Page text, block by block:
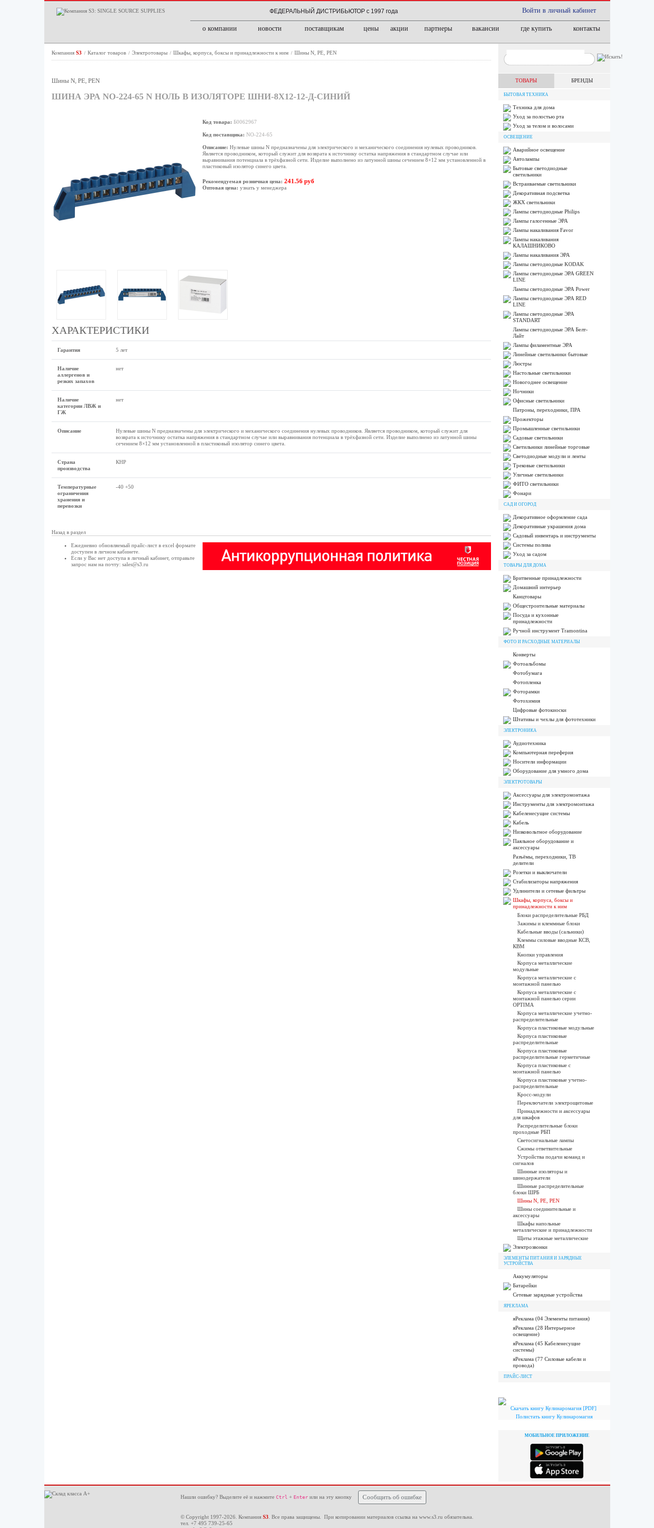
Войти в личный кабинет
ФЕДЕРАЛЬНЫЙ ДИСТРИБЬЮТОР с 1997 года
о компании новости поставщикам цены акции партнеры вакансии где купить контакты
Компания S3 / Каталог товаров / Электротовары / Шкафы, корпуса, боксы и принадлежности к ним / Шины N, PE, PEN
Шины N, PE, PEN
ШИНА ЭРА NO-224-65 N НОЛЬ В ИЗОЛЯТОРЕ ШНИ-8Х12-12-Д-СИНИЙ
Код товара: Б0062967
Код поставщика: NO-224-65
Описание: Нулевые шины N предназначены для электрического и механического соединения нулевых проводников.
Является проводником, который служит для возврата к источнику остатка напряжения в стандартном случае или
выравнивания потенциала в трёхфазной сети. Изделие выполнено из латунной шины сечением 8×12 мм установленной в
пластиковый изолятор синего цвета.
Рекомендуемая розничная цена: 241.56 руб
Оптовая цена: узнать у менеджера
ХАРАКТЕРИСТИКИ
Гарантия 5 лет
Наличие
аллергенов и
резких запахов
нет
Наличие
категории ЛВЖ и
ГЖ
нет
Описание
Нулевые шины N предназначены для электрического и механического соединения нулевых проводников. Является проводником, который служит для
возврата к источнику остатка напряжения в стандартном случае или выравнивания потенциала в трёхфазной сети. Изделие выполнено из латунной шины
сечением 8×12 мм установленной в пластиковый изолятор синего цвета.
Страна
производства
КНР
Температурные
ограничения
хранения и
перевозки
-40 +50
Назад в раздел
Ежедневно обновляемый прайс-лист в excel формате
доступен в личном кабинете.
Если у Вас нет доступа в личный кабинет, отправьте
запрос нам на почту: sales@s3.ru
ТОВАРЫ БРЕНДЫ
БЫТОВАЯ ТЕХНИКА
Техника для дома
Уход за полостью рта
Уход за телом и волосами
ОСВЕЩЕНИЕ
Аварийное освещение
Автолампы
Бытовые светодиодные
светильники
Встраиваемые светильники
Декоративная подсветка
ЖКХ светильники
Лампы cветодиодные Philips
Лампы галогенные ЭРА
Лампы накаливания Favor
Лампы накаливания
КАЛАШНИКОВО
Лампы накаливания ЭРА
Лампы светодиодные KODAK
Лампы светодиодные ЭРА GREEN
LINE
Лампы светодиодные ЭРА Power
Лампы светодиодные ЭРА RED
LINE
Лампы светодиодные ЭРА
STANDART
Лампы светодиодные ЭРА Белт-
Лайт
Лампы филаментные ЭРА
Линейные светильники бытовые
Люстры
Настольные светильники
Новогоднее освещение
Ночники
Офисные светильники
Патроны, переходники, ПРА
Прожекторы
Промышленные светильники
Садовые светильники
Светильники линейные торговые
Светодиодные модули и ленты
Трековые светильники
Уличные светильники
ФИТО светильники
Фонари
САД И ОГОРОД
Декоративное оформление сада
Декоративные украшения дома
Садовый инвентарь и инструменты
Системы полива
Уход за садом
ТОВАРЫ ДЛЯ ДОМА
Бритвенные принадлежности
Домашний интерьер
Канцтовары
Общестроительные материалы
Посуда и кухонные
принадлежности
Ручной инструмент Tramontina
ФОТО И РАСХОДНЫЕ МАТЕРИАЛЫ
Конверты
Фотоальбомы
Фотобумага
Фотопленка
Фоторамки
Фотохимия
Цифровые фотокиоски
Штативы и чехлы для фототехники
ЭЛЕКТРОНИКА
Аудиотехника
Компьютерная переферия
Носители информации
Оборудование для умного дома
ЭЛЕКТРОТОВАРЫ
Аксессуары для электромонтажа
Инструменты для электромонтажа
Кабеленесущие системы
Кабель
Низковольтное оборудование
Паяльное оборудование и
аксессуары
Разъёмы, переходники, ТВ
делители
Розетки и выключатели
Стабилизаторы напряжения
Удлинители и сетевые фильтры
Шкафы, корпуса, боксы и
принадлежности к ним
Блоки распределительные РБД
Зажимы и клеммные блоки
Кабельные вводы (сальники)
Клеммы силовые вводные КСВ,
КВМ
Кнопки управления
Корпуса металлические
модульные
Корпуса металлические с
монтажной панелью
Корпуса металлические с
монтажной панелью серии
OPTIMA
Корпуса металлические учетно-
распределительные
Корпуса пластиковые модульные
Корпуса пластиковые
распределительные
Корпуса пластиковые
распределительные герметичные
Корпуса пластиковые с
монтажной панелью
Корпуса пластиковые учетно-
распределительные
Кросс-модули
Переключатели электрощитовые
Принадлежности и аксессуары
для шкафов
Распределительные блоки
проходные РБП
Светосигнальные лампы
Сжимы ответвительные
Устройства подачи команд и
сигналов
Шинные изоляторы и
шинодержатели
Шинные распределительные
блоки ШРБ
Шины N, PE, PEN
Шины соединительные и
аксессуары
Шкафы напольные
металлические и принадлежности
Щиты этажные металлические
Электрозвонки
ЭЛЕМЕНТЫ ПИТАНИЯ И ЗАРЯДНЫЕ
УСТРОЙСТВА
Аккумуляторы
Батарейки
Сетевые зарядные устройства
ЯРЕКЛАМА
яРеклама (04 Элементы питания)
яРеклама (28 Интерьерное
освещение)
яРеклама (45 Кабеленесущие
системы)
яРеклама (77 Силовые кабели и
провода)
ПРАЙС-ЛИСТ
Скачать книгу Кулинаромагия [PDF]
Полистать книгу Кулинаромагия
МОБИЛЬНОЕ ПРИЛОЖЕНИЕ
Нашли ошибку? Выделите её и нажмите Ctrl + Enterили на эту кнопку Сообщить об ошибке
© Copyright 1997-2026. Компания S3 . Все права защищены. При копировании материалов ссылка на www.s3.ru обязательна.
тел. +7 495 739-25-65